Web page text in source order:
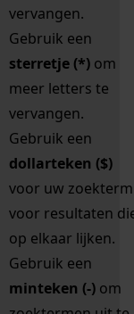
vervangen.
Gebruik een
sterretje (*) om
meer letters te
vervangen.
Gebruik een
dollarteken ($)
voor uw zoekterm
voor resultaten
op elkaar lijken.
Gebruik een
minteken (-) om